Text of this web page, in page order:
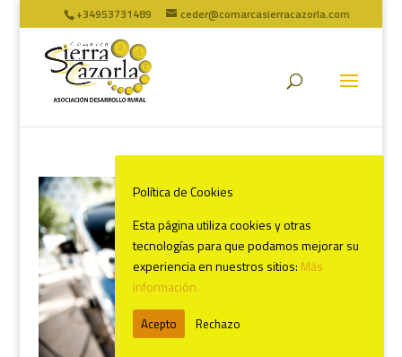
+34953731489 ceder@comarcasierracazorla.com
Política de Cookies
Esta página utiliza cookies y otras
tecnologías para que podamos mejorar su
experiencia en nuestros sitios: Más
información.
Acepto Rechazo